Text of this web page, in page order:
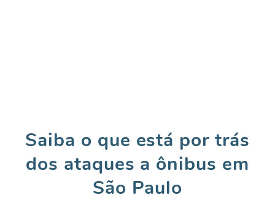
Saiba o que está por trás
dos ataques a ônibus em
São Paulo